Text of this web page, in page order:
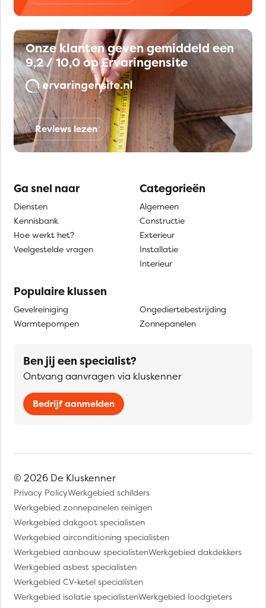
Onze klanten geven gemiddeld een
9,2 / 10,0 op Ervaringensite
Reviews lezen
Ga snel naar
Diensten
Kennisbank
Hoe werkt het?
Veelgestelde vragen
Categorieën
Algemeen
Constructie
Exterieur
Installatie
Interieur
Populaire klussen
Gevelreiniging
Warmtepompen
Ongediertebestrijding
Zonnepanelen
Ben jij een specialist?
Ontvang aanvragen via kluskenner
Bedrijf aanmelden
© 2026 De Kluskenner
Privacy PolicyWerkgebied schilders
Werkgebied zonnepanelen reinigen
Werkgebied dakgoot specialisten
Werkgebied airconditioning specialisten
Werkgebied aanbouw specialistenWerkgebied dakdekkers
Werkgebied asbest specialisten
Werkgebied CV-ketel specialisten
Werkgebied isolatie specialistenWerkgebied loodgieters